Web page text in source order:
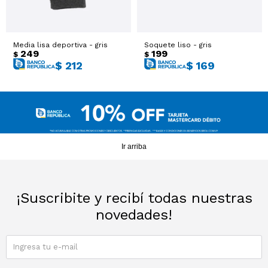
Media lisa deportiva - gris
$ 249
$ 212
Soquete liso - gris
$ 199
$ 169
Ir arriba
¡Suscribite y recibí todas nuestras
novedades!
Trajes
Ver todo
Ver todo